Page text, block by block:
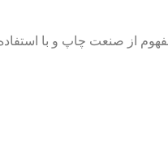
از صنعت چاپ و با